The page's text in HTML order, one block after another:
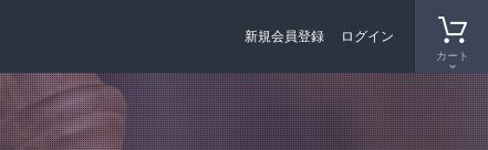
カート
新規会員登録 ログイン